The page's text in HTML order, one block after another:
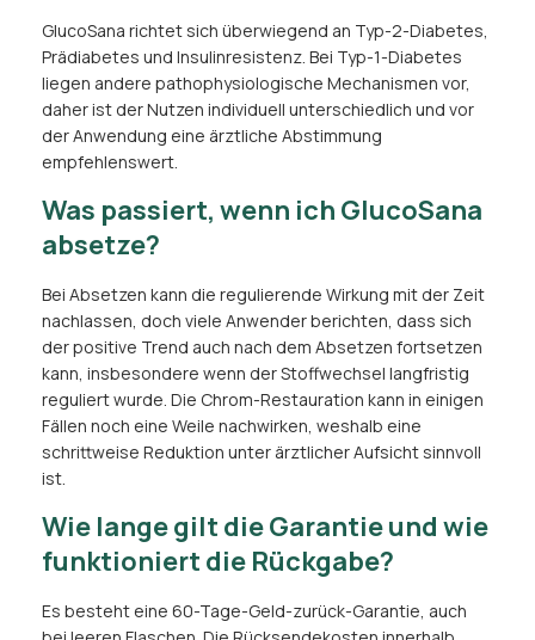
GlucoSana richtet sich überwiegend an Typ-2-Diabetes,
Prädiabetes und Insulinresistenz. Bei Typ-1-Diabetes
liegen andere pathophysiologische Mechanismen vor,
daher ist der Nutzen individuell unterschiedlich und vor
der Anwendung eine ärztliche Abstimmung
empfehlenswert.
Was passiert, wenn ich GlucoSana
absetze?
Bei Absetzen kann die regulierende Wirkung mit der Zeit
nachlassen, doch viele Anwender berichten, dass sich
der positive Trend auch nach dem Absetzen fortsetzen
kann, insbesondere wenn der Stoffwechsel langfristig
reguliert wurde. Die Chrom-Restauration kann in einigen
Fällen noch eine Weile nachwirken, weshalb eine
schrittweise Reduktion unter ärztlicher Aufsicht sinnvoll
ist.
Wie lange gilt die Garantie und wie
funktioniert die Rückgabe?
Es besteht eine 60-Tage-Geld-zurück-Garantie, auch